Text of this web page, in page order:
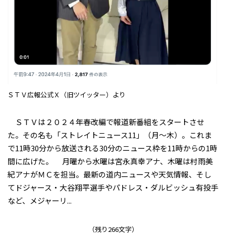
ＳＴＶ広報公式Ｘ（旧ツイッター）より
ＳＴＶは２０２４年春改編で報道新番組をスタートさせ
た。その名も「ストレイトニュース11」（月〜木）。これま
で11時30分から放送される30分のニュース枠を11時からの1時
間に広げた。 月曜から水曜は宮永真幸アナ、木曜は村雨美
紀アナがＭＣを担当。最新の道内ニュースや天気情報、そし
てドジャース・大谷翔平選手やパドレス・ダルビッシュ有投手
など、メジャーリ...
（残り266文字）